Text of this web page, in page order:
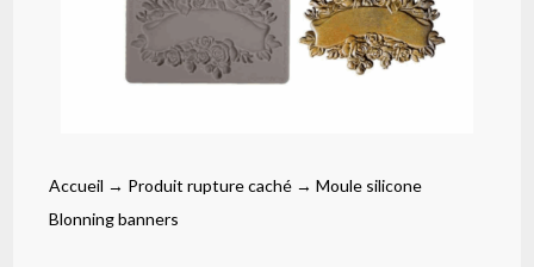
Accueil → Produit rupture caché → Moule silicone
Blonning banners